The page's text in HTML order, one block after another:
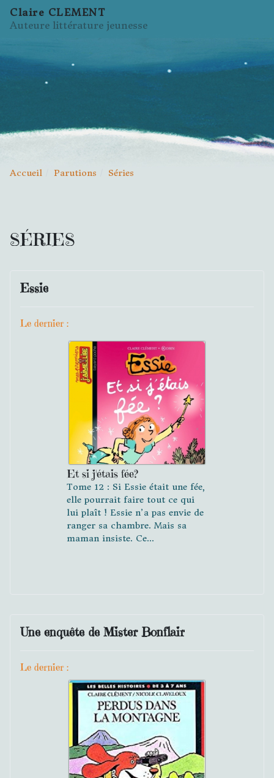
Claire CLEMENT
Auteure littérature jeunesse
Accueil Parutions Séries
SÉRIES
Essie
Le dernier :
Et si j'étais fée?
Tome 12 : Si Essie était une fée,
elle pourrait faire tout ce qui
lui plaît ! Essie n’a pas envie de
ranger sa chambre. Mais sa
maman insiste. Ce...
Une enquête de Mister Bonflair
Le dernier :